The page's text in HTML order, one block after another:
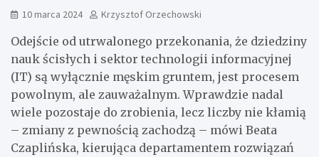
10 marca 2024 Krzysztof Orzechowski
Odejście od utrwalonego przekonania, że dziedziny
nauk ścisłych i sektor technologii informacyjnej
(IT) są wyłącznie męskim gruntem, jest procesem
powolnym, ale zauważalnym. Wprawdzie nadal
wiele pozostaje do zrobienia, lecz liczby nie kłamią
– zmiany z pewnością zachodzą – mówi Beata
Czaplińska, kierująca departamentem rozwiązań